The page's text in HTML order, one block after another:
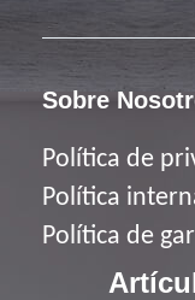
Sobre
Política de
Política
Política de